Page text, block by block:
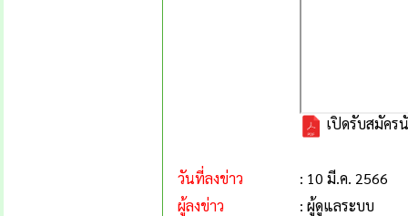
เปิดรับสมัคร
วันที่ลงข่าว
: 10 มี.ค. 2566
ผู้ลงข่าว
: ผู้ดูแลระบบ